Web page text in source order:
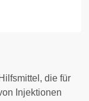
die für
Injektionen